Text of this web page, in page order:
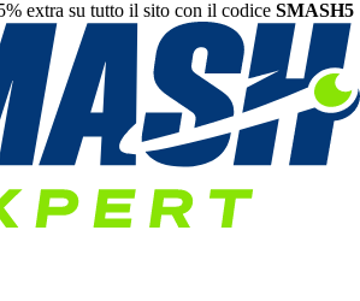
extra su tutto il sito con il codice SMASH5